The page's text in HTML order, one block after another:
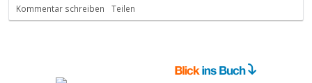
Kommentar schreiben Teilen